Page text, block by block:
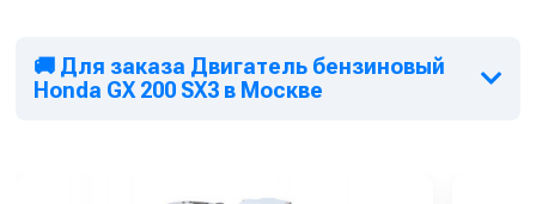
🚚 Для заказа Двигатель бензиновый
Honda GX 200 SX3 в Москве